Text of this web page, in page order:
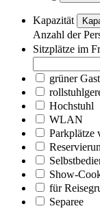
Kapazität
Anzahl der
Sitzplätze im
grüner
Hochstuhl
WLAN
Parkplätze
Show-
für
Separee